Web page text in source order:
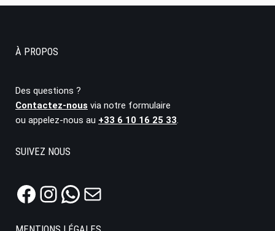
À PROPOS
Des questions ?
Contactez-nous via notre formulaire
ou appelez-nous au +33 6 10 16 25 33.
SUIVEZ NOUS